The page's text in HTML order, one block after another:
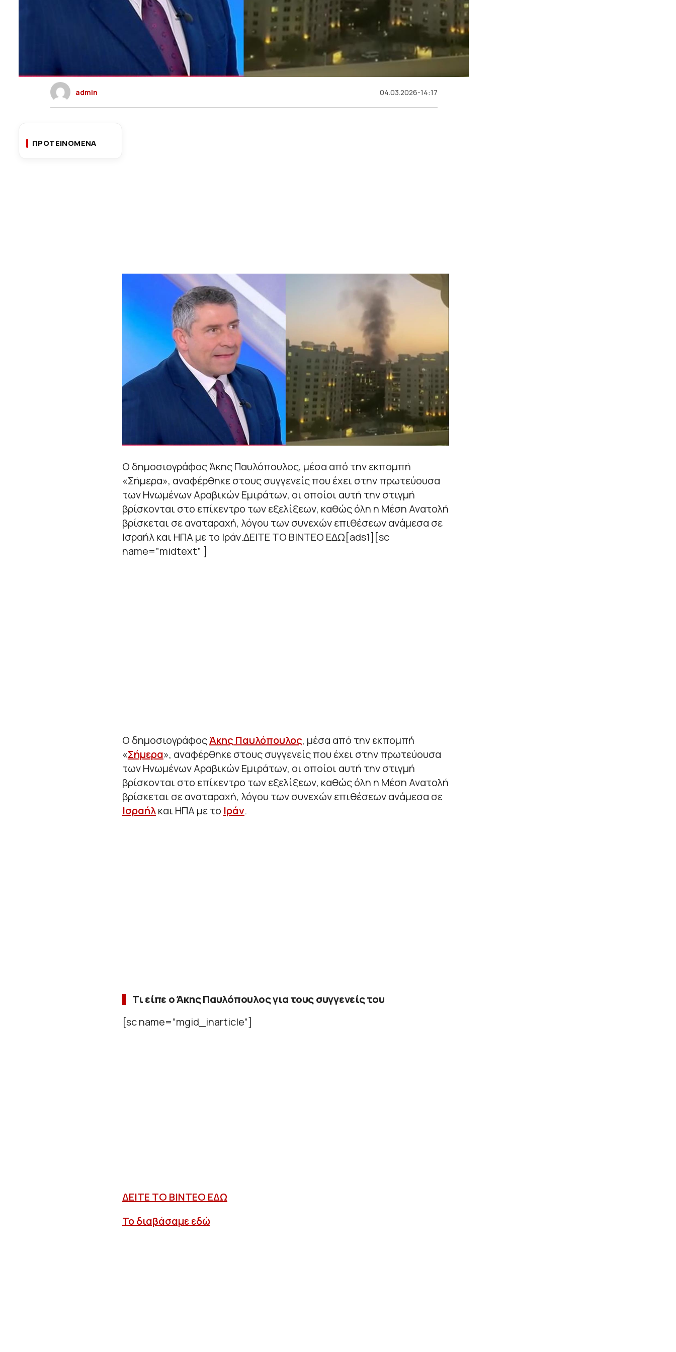
admin 04.03.2026-14:17
ΠΡΟΤΕΙΝΟΜΕΝΑ
Ο δημοσιογράφος Άκης Παυλόπουλος, μέσα από την εκπομπή
«Σήμερα», αναφέρθηκε στους συγγενείς που έχει στην πρωτεύουσα
των Ηνωμένων Αραβικών Εμιράτων, οι οποίοι αυτή την στιγμή
βρίσκονται στο επίκεντρο των εξελίξεων, καθώς όλη η Μέση Ανατολή
βρίσκεται σε αναταραχή, λόγου των συνεχών επιθέσεων ανάμεσα σε
Ισραήλ και ΗΠΑ με το Ιράν.ΔΕΙΤΕ ΤΟ ΒΙΝΤΕΟ ΕΔΩ[ads1][sc
name=”midtext” ]
Ο δημοσιογράφοςΆκης Παυλόπουλος, μέσα από την εκπομπή
«Σήμερα», αναφέρθηκε στους συγγενείς που έχει στην πρωτεύουσα
των Ηνωμένων Αραβικών Εμιράτων, οι οποίοι αυτή την στιγμή
βρίσκονται στο επίκεντρο των εξελίξεων, καθώς όλη η Μέση Ανατολή
βρίσκεται σε αναταραχή, λόγου των συνεχών επιθέσεων ανάμεσα σε
Ισραήλκαι ΗΠΑ με το Ιράν.
Τι είπε ο Άκης Παυλόπουλος για τους συγγενείς του
[sc name=”mgid_inarticle”]
ΔΕΙΤΕ ΤΟ ΒΙΝΤΕΟ ΕΔΩ
Το διαβάσαμε εδώ